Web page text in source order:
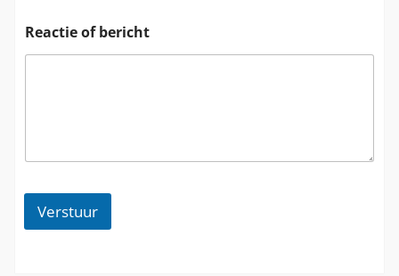
Reactie of bericht
Verstuur